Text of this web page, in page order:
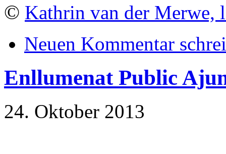
© Kathrin van der Merwe,
Neuen Kommentar
Enllumenat Public
24. Oktober 2013